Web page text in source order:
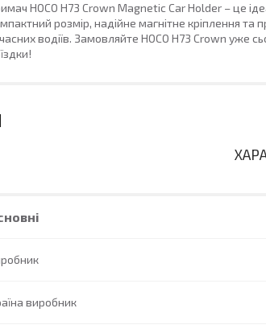
HOCO H73 Crown Magnetic Car Holder – це
розмір, надійне магнітне кріплення
водіїв. Замовляйте HOCO H73 Crown уже
виробник